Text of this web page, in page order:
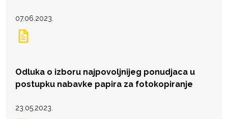
07.06.2023.
Odluka o izboru najpovoljnijeg ponudjaca u
postupku nabavke papira za fotokopiranje
23.05.2023.